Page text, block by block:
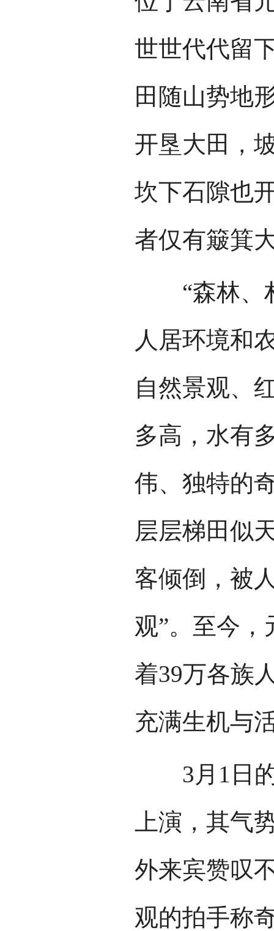
世世代代留
田随山势地
开垦大田，
坎下石隙也
者仅有簸箕
“森林、村
人居环境和
自然景观、
多高，水有
伟、独特的
层层梯田似
客倾倒，被
观”。至今
着39万各族
充满生机与
3月1日的
上演，其气
外来宾赞叹
观的拍手称